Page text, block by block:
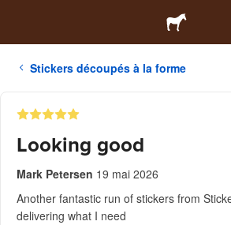
Stickers découpés à la forme
Looking good
Mark Petersen 19 mai 2026
Another fantastic run of stickers from
delivering what I need